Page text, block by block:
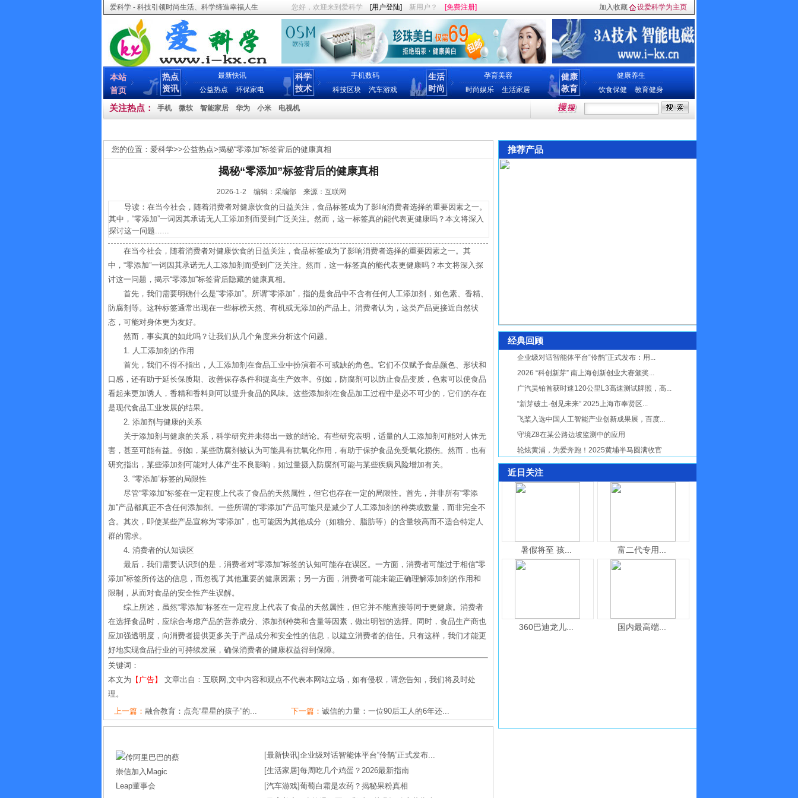
爱科学 - 科技引领时尚生活、科学缔造幸福人生 您好，欢迎来到爱科学 [用户登陆] 新用户？ [免费注册] 加入收藏 设爱科学为主页
本站
首页
热点
资讯
最新快讯
公益热点
环保家电
科学
技术
手机数码
科技区块
汽车游戏
生活
时尚
孕育美容
时尚娱乐
生活家居
健康
教育
健康养生
饮食保健
教育健身
关注热点： 手机 微软 智能家居 华为 小米 电视机
您的位置： 爱科学>>公益热点>揭秘“零添加”标签背后的健康真相
揭秘“零添加”标签背后的健康真相
2026-1-2 编辑：采编部 来源：互联网
导读：在当今社会，随着消费者对健康饮食的日益关注，食品标签成为了影响消费者选择的重要因素之一。
其中，“零添加”一词因其承诺无人工添加剂而受到广泛关注。然而，这一标签真的能代表更健康吗？本文将深入
探讨这一问题......
在当今社会，随着消费者对健康饮食的日益关注，食品标签成为了影响消费者选择的重要因素之一。其
中，“零添加”一词因其承诺无人工添加剂而受到广泛关注。然而，这一标签真的能代表更健康吗？本文将深入探
讨这一问题，揭示“零添加”标签背后隐藏的健康真相。
首先，我们需要明确什么是“零添加”。所谓“零添加”，指的是食品中不含有任何人工添加剂，如色素、香精、
防腐剂等。这种标签通常出现在一些标榜天然、有机或无添加的产品上。消费者认为，这类产品更接近自然状
态，可能对身体更为友好。
然而，事实真的如此吗？让我们从几个角度来分析这个问题。
1. 人工添加剂的作用
首先，我们不得不指出，人工添加剂在食品工业中扮演着不可或缺的角色。它们不仅赋予食品颜色、形状和
口感，还有助于延长保质期、改善保存条件和提高生产效率。例如，防腐剂可以防止食品变质，色素可以使食品
看起来更加诱人，香精和香料则可以提升食品的风味。这些添加剂在食品加工过程中是必不可少的，它们的存在
是现代食品工业发展的结果。
2. 添加剂与健康的关系
关于添加剂与健康的关系，科学研究并未得出一致的结论。有些研究表明，适量的人工添加剂可能对人体无
害，甚至可能有益。例如，某些防腐剂被认为可能具有抗氧化作用，有助于保护食品免受氧化损伤。然而，也有
研究指出，某些添加剂可能对人体产生不良影响，如过量摄入防腐剂可能与某些疾病风险增加有关。
3. “零添加”标签的局限性
尽管“零添加”标签在一定程度上代表了食品的天然属性，但它也存在一定的局限性。首先，并非所有“零添
加”产品都真正不含任何添加剂。一些所谓的“零添加”产品可能只是减少了人工添加剂的种类或数量，而非完全不
含。其次，即使某些产品宣称为“零添加”，也可能因为其他成分（如糖分、脂肪等）的含量较高而不适合特定人
群的需求。
4. 消费者的认知误区
最后，我们需要认识到的是，消费者对“零添加”标签的认知可能存在误区。一方面，消费者可能过于相信“零
添加”标签所传达的信息，而忽视了其他重要的健康因素；另一方面，消费者可能未能正确理解添加剂的作用和
限制，从而对食品的安全性产生误解。
综上所述，虽然“零添加”标签在一定程度上代表了食品的天然属性，但它并不能直接等同于更健康。消费者
在选择食品时，应综合考虑产品的营养成分、添加剂种类和含量等因素，做出明智的选择。同时，食品生产商也
应加强透明度，向消费者提供更多关于产品成分和安全性的信息，以建立消费者的信任。只有这样，我们才能更
好地实现食品行业的可持续发展，确保消费者的健康权益得到保障。
关键词：
本文为 【广告】
文章出自：互联网,文中内容和观点不代表本网站立场，如有侵权，请您告知，我们将及时处
理。
上一篇： 融合教育：点亮“星星的孩子”的... 下一篇： 诚信的力量：一位90后工人的6年还...
[最新快讯]企业级对话智能体平台“伶鹊”正式发布...
[生活家居]每周吃几个鸡蛋？2026最新指南
[汽车游戏]葡萄白霜是农药？揭秘果粉真相
推荐产品
经典回顾
企业级对话智能体平台“伶鹊”正式发布：用...
2026 “科创新芽” 南上海创新创业大赛颁奖...
广汽昊铂首获时速120公里L3高速测试牌照，高...
“新芽破土·创见未来” 2025上海市奉贤区...
飞桨入选中国人工智能产业创新成果展，百度...
守境Z8在某公路边坡监测中的应用
轮炫黄浦，为爱奔跑！2025黄埔半马圆满收官
近日关注
暑假将至 孩... 富二代专用...
360巴迪龙儿... 国内最高端...